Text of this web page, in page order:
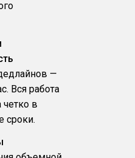
—
Вся работа
четко в
сроки.